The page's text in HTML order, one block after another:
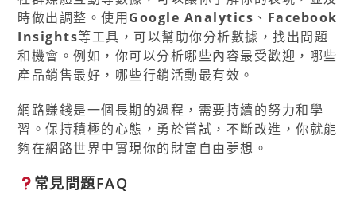
時做出調整。使用Google Analytics 、 Facebook
Insights等工具，可以幫助你分析數據，找出問題
和機會。例如，你可以分析哪些內容最受歡迎，哪些
產品銷售最好，哪些行銷活動最有效。
網路賺錢是一個長期的過程，需要持續的努力和學
習。保持積極的心態，勇於嘗試，不斷改進，你就能
夠在網路世界中實現你的財富自由夢想。
常見問題FAQ